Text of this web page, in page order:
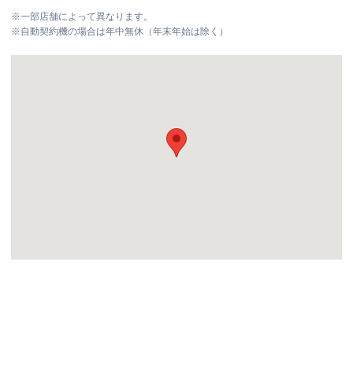
※一部店舗によって異なります。
※自動契約機の場合は年中無休（年末年始は除く）